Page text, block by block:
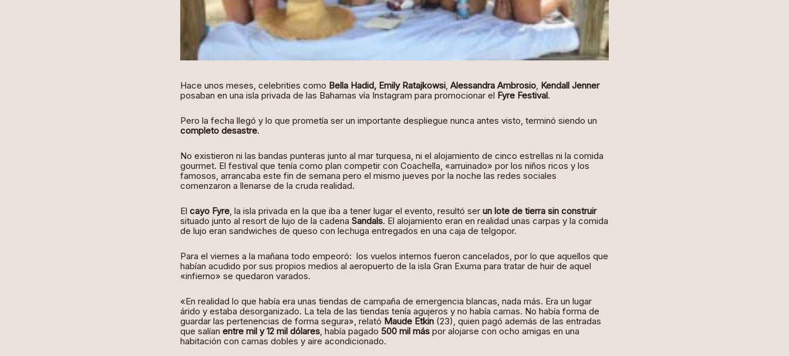
Hace unos meses, celebrities como Bella Hadid, Emily Ratajkowsi, Alessandra Ambrosio, Kendall Jenner
posaban en una isla privada de las Bahamas vía Instagram para promocionar el Fyre Festival.
Pero la fecha llegó y lo que prometía ser un importante despliegue nunca antes visto, terminó siendo un
completo desastre.
No existieron ni las bandas punteras junto al mar turquesa, ni el alojamiento de cinco estrellas ni la comida
gourmet. El festival que tenía como plan competir con Coachella, «arruinado» por los niños ricos y los
famosos, arrancaba este fin de semana pero el mismo jueves por la noche las redes sociales
comenzaron a llenarse de la cruda realidad.
El cayo Fyre, la isla privada en la que iba a tener lugar el evento, resultó serun lote de tierra sin construir
situado junto al resort de lujo de la cadena Sandals. El alojamiento eran en realidad unas carpas y la comida
de lujo eran sandwiches de queso con lechuga entregados en una caja de telgopor.
Para el viernes a la mañana todo empeoró: los vuelos internos fueron cancelados, por lo que aquellos que
habían acudido por sus propios medios al aeropuerto de la isla Gran Exuma para tratar de huir de aquel
«infierno» se quedaron varados.
«En realidad lo que había era unas tiendas de campaña de emergencia blancas, nada más. Era un lugar
árido y estaba desorganizado. La tela de las tiendas tenía agujeros y no había camas. No había forma de
guardar las pertenencias de forma segura», relató Maude Etkin(23), quien pagó además de las entradas
que salían entre mil y 12 mil dólares, había pagado 500 mil máspor alojarse con ocho amigas en una
habitación con camas dobles y aire acondicionado.